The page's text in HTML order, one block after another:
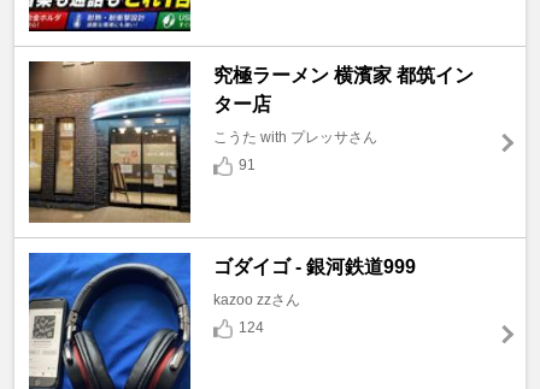
究極ラーメン 横濱家 都筑イン
ター店
こうた with プレッサさん
91
ゴダイゴ - 銀河鉄道999
kazoo zzさん
124